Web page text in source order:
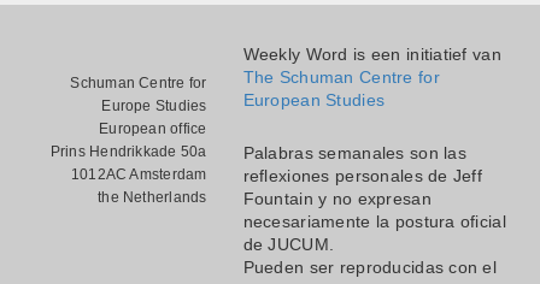
Schuman Centre for
Europe Studies
European office
Prins Hendrikkade 50a
1012AC Amsterdam
the Netherlands
Weekly Word is een initiatief van
The Schuman Centre for
European Studies
Palabras semanales son las
reflexiones personales de Jeff
Fountain y no expresan
necesariamente la postura oficial
de JUCUM.
Pueden ser reproducidas con el